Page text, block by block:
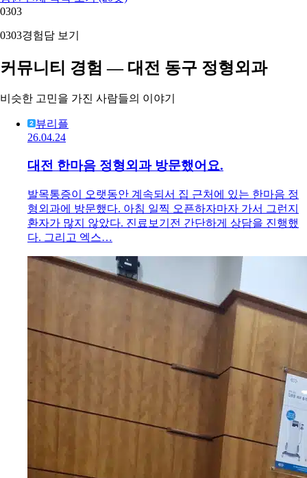
0303
0303경험담 보기
커뮤니티 경험 — 대전 동구 정형외과
비슷한 고민을 가진 사람들의 이야기
뷰리플
26.04.24
대전 한마음 정형외과 방문했어요.
발목통증이 오랫동안 계속되서 집 근처에 있는 한마음 정
형외과에 방문했다. 아침 일찍 오픈하자마자 가서 그런지
환자가 많지 않았다. 진료보기전 간단하게 상담을 진행했
다. 그리고 엑스…